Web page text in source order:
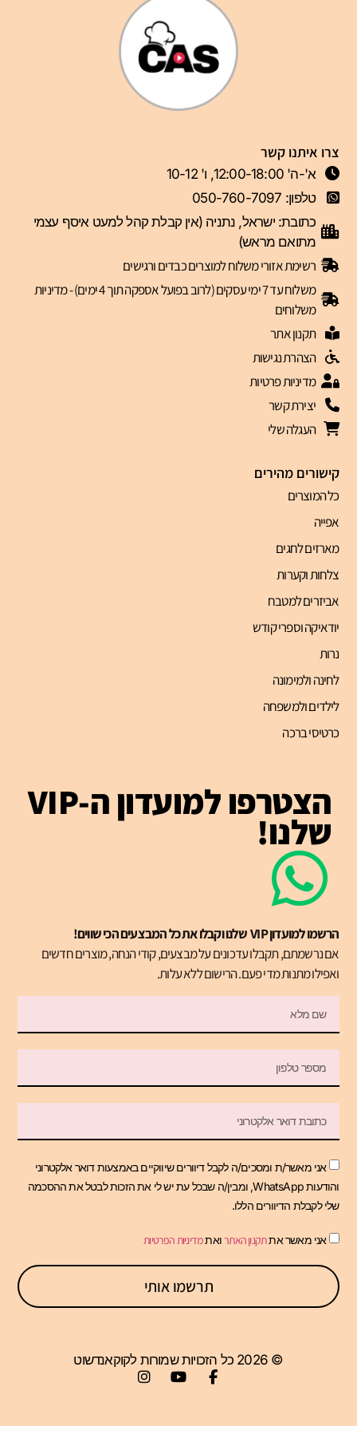
קישורים מהירים
כל המוצרים
אפייה
מארזים לחגים
צלחות וקערות
אביזרים למטבח
יודאיקה וספרי קודש
נרות
לחינה ולמימונה
לילדים ולמשפחה
כרטיסי ברכה
צרו איתנו קשר
א'-ה' 12:00-18:00, ו' 10-12
טלפון: 050-760-7097
כתובת: ישראל, נתניה (אין קבלת קהל למעט איסף עצמי
מתואם מראש)
רשימת אזורי משלוח למוצרים כבדים ורגישים
משלוח עד 7 ימי עסקים (לרוב בפועל אספקה תוך 4 ימים) - מדיניות
משלוחים
תקנון אתר
הצהרת נגישות
מדיניות פרטיות
יצירת קשר
העגלה שלי
הצטרפו למועדון ה-VIP
שלנו!
הרשמו למועדון VIP שלנו וקבלו את כל המבצעים הכי שווים!
אם נרשמתם, תקבלו עדכונים על מבצעים, קודי הנחה, מוצרים חדשים
ואפילו מתנות מדי פעם. הרישום ללא עלות.
אני מאשר/ת ומסכים/ה לקבל דיוורים שיווקיים באמצעות דואר אלקטרוני
והודעות WhatsApp, ומבין/ה שבכל עת יש לי את הזכות לבטל את ההסכמה
שלי לקבלת הדיוורים הללו.
אני מאשר אתתקנון האתרואתמדיניות הפרטיות
תרשמו אותי
© 2026 כל הזכויות שמורות לקוקאנדשוט